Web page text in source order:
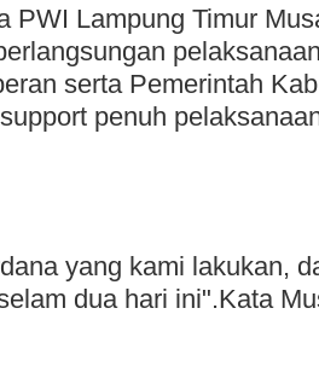
PWI Lampung Timur
serta Pemerintah
penuh
yang kami lakukan,
dua hari ini".Kata